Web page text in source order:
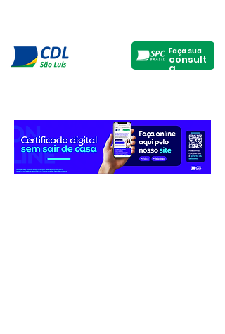
Faça sua
consult
a